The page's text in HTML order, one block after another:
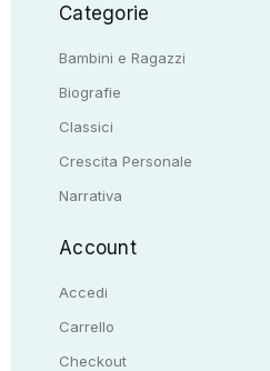
Categorie
Bambini e Ragazzi
Biografie
Classici
Crescita Personale
Narrativa
Account
Accedi
Carrello
Checkout